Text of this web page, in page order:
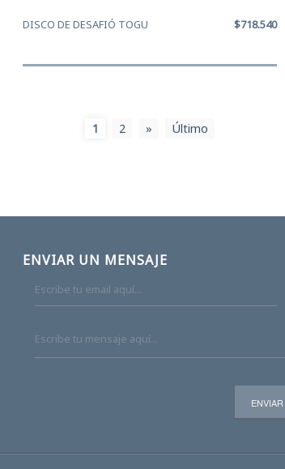
DISCO DE DESAFIÓ TOGU $718.540
1 2 » Último
ENVIAR UN MENSAJE